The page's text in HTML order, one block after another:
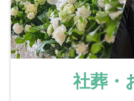
社葬・